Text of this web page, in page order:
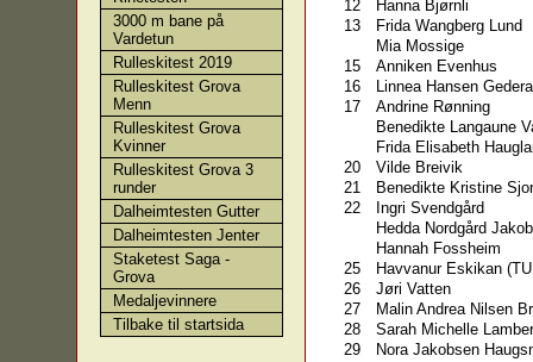
3000 m bane på
Vardetun
Rulleskitest 2019
Rulleskitest Grova
Menn
Rulleskitest Grova
Kvinner
Rulleskitest Grova 3
runder
Dalheimtesten Gutter
Dalheimtesten Jenter
Staketest Saga -
Grova
Medaljevinnere
Tilbake til startsida
12
Hanna Bjørnli
13
Frida Wangberg Lund
Mia Mossige
15
Anniken Evenhus
16
Linnea Hansen
17
Andrine Rønning
Benedikte Langaune
Frida Elisabeth
20
Vilde Breivik
21
Benedikte Kristine
22
Ingri Svendgård
Hedda Nordgård
Hannah Fossheim
25
Havvanur Eskikan
26
Jøri Vatten
27
Malin Andrea Nilsen
28
Sarah Michelle
29
Nora Jakobsen